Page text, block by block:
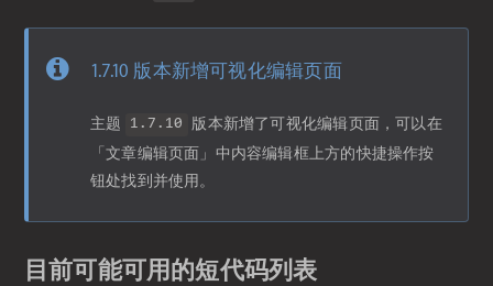
1.7.10 版本新增可视化编辑页面
主题 1.7.10
版本新增了可视化编辑页面，可以在
「文章编辑页面」中内容编辑框上方的快捷操作按
钮处找到并使用。
目前可能可用的短代码列表